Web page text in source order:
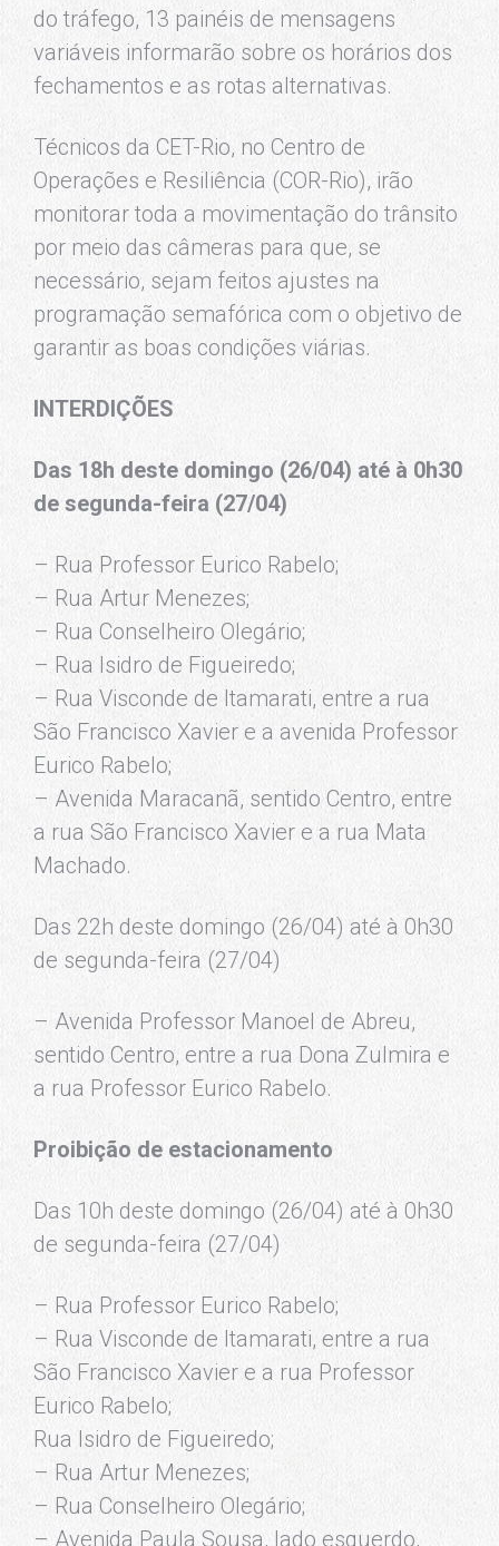
do tráfego, 13 painéis de mensagens
variáveis informarão sobre os horários dos
fechamentos e as rotas alternativas.
Técnicos da CET-Rio, no Centro de
Operações e Resiliência (COR-Rio), irão
monitorar toda a movimentação do trânsito
por meio das câmeras para que, se
necessário, sejam feitos ajustes na
programação semafórica com o objetivo de
garantir as boas condições viárias.
INTERDIÇÕES
Das 18h deste domingo (26/04) até à 0h30
de segunda-feira (27/04)
– Rua Professor Eurico Rabelo;
– Rua Artur Menezes;
– Rua Conselheiro Olegário;
– Rua Isidro de Figueiredo;
– Rua Visconde de Itamarati, entre a rua
São Francisco Xavier e a avenida Professor
Eurico Rabelo;
– Avenida Maracanã, sentido Centro, entre
a rua São Francisco Xavier e a rua Mata
Machado.
Das 22h deste domingo (26/04) até à 0h30
de segunda-feira (27/04)
– Avenida Professor Manoel de Abreu,
sentido Centro, entre a rua Dona Zulmira e
a rua Professor Eurico Rabelo.
Proibição de estacionamento
Das 10h deste domingo (26/04) até à 0h30
de segunda-feira (27/04)
– Rua Professor Eurico Rabelo;
– Rua Visconde de Itamarati, entre a rua
São Francisco Xavier e a rua Professor
Eurico Rabelo;
Rua Isidro de Figueiredo;
– Rua Artur Menezes;
– Rua Conselheiro Olegário;
– Avenida Paula Sousa, lado esquerdo,